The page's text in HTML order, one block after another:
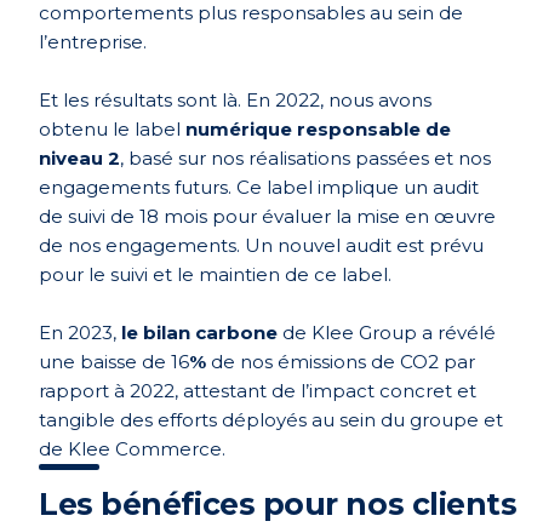
comportements plus responsables au sein de
l’entreprise.
Et les résultats sont là. En 2022, nous avons
obtenu le label numérique responsable de
niveau 2, basé sur nos réalisations passées et nos
engagements futurs. Ce label implique un audit
de suivi de 18 mois pour évaluer la mise en œuvre
de nos engagements. Un nouvel audit est prévu
pour le suivi et le maintien de ce label.
En 2023, le bilan carbone de Klee Group a révélé
une baisse de 16% de nos émissions de CO2 par
rapport à 2022, attestant de l’impact concret et
tangible des efforts déployés au sein du groupe et
de Klee Commerce.
Les bénéfices pour nos clients